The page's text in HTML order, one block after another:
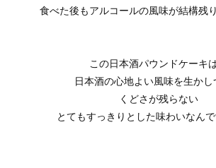
食べた後もアルコールの風味が結構残
この日本酒パウンドケーキは
日本酒の心地よい風味を生かし
くどさが残らない
とてもすっきりとした味わいなん